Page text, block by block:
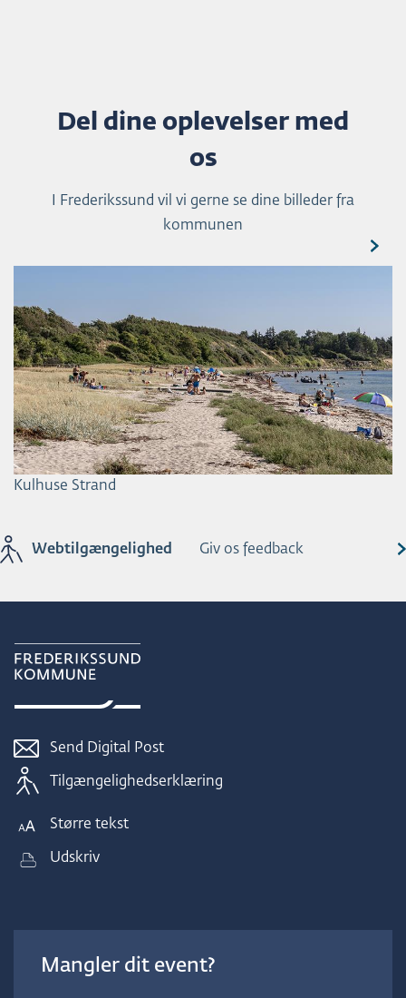
Del dine oplevelser med
os
I Frederikssund vil vi gerne se dine billeder fra
kommunen
Kulhuse Strand
Webtilgængelighed Giv os feedback
Send Digital Post
Tilgængelighedserklæring
Større tekst
Udskriv
Mangler dit event?